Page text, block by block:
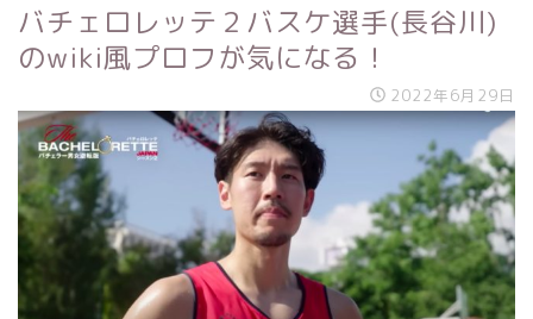
バチェロレッテ２バスケ選手(長谷川)
のwiki風プロフが気になる！
2022年6月29日